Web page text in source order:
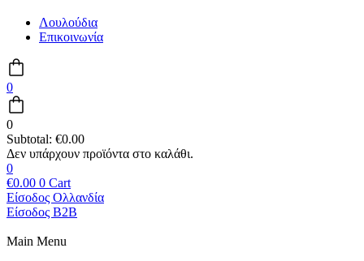
Λουλούδια
Επικοινωνία
0
0
Subtotal: €0.00
0
€0.00 0 Cart
Είσοδος Ολλανδία
Είσοδος B2B
Main Menu